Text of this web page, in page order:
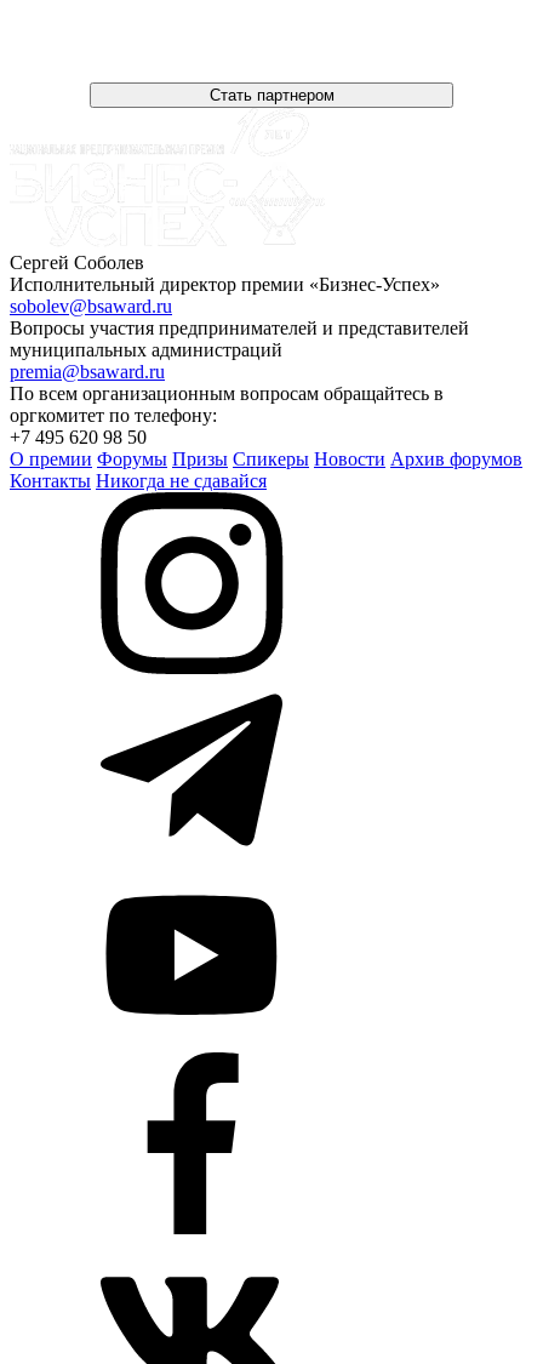
Стать партнером
Сергей Соболев
Исполнительный директор премии «Бизнес-Успех»
sobolev@bsaward.ru
Вопросы участия предпринимателей и представителей
муниципальных администраций
premia@bsaward.ru
По всем организационным вопросам обращайтесь в
оргкомитет по телефону:
+7 495 620 98 50
О премии Форумы Призы Спикеры Новости Архив форумов
Контакты Никогда не сдавайся